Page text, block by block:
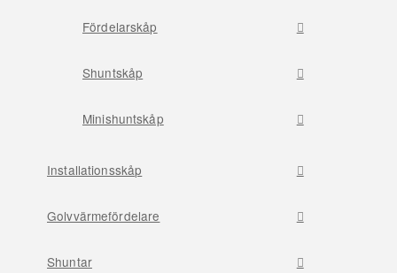
Fördelarskåp
Shuntskåp
Minishuntskåp
Installationsskåp
Golvvärmefördelare
Shuntar